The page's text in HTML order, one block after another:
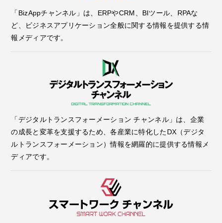
「BizAppチャンネル」は、ERPやCRM、BIツール、RPAな
ど、ビジネスアプリケーション全般に関する情報を提供する情
報メディアです。
「デジタルトランスフォーメーション チャンネル」は、企業
の成長と変革を支援するため、各産業に特化したDX（デジタ
ルトランスフォーメーション）情報を網羅的に提供する情報メ
ディアです。